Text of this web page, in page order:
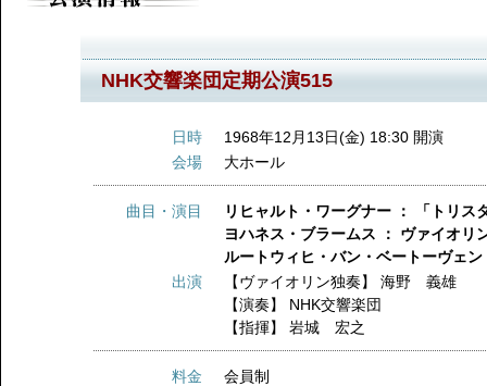
NHK交響楽団定期公演515
日時
1968年12月13日(金) 18:30 開演
会場
大ホール
曲目・演目
リヒャルト・ワーグナー ： 「トリス
ヨハネス・ブラームス ： ヴァイオ
ルートウィヒ・バン・ベートーヴ
出演
【ヴァイオリン独奏】海野 義雄
【演奏】 NHK交響楽団
【指揮】岩城 宏之
料金
会員制